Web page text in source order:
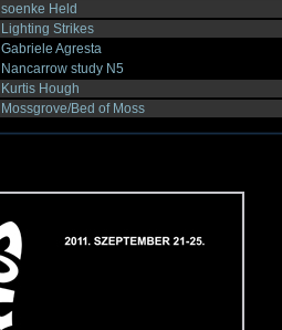
soenke Held
Lighting Strikes
Gabriele Agresta
Nancarrow study N5
Kurtis Hough
Mossgrove/Bed of Moss